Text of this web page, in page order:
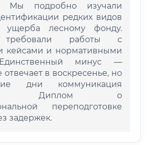
Мы подробно изучали
редких видов
ущерба лесному фонду.
требовали работы с
кейсами и нормативными
минус —
отвечает в воскресенье, но
дни коммуникация
Диплом о
переподготовке
задержек.